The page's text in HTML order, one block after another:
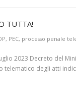
TUTTA!
, PEC, processo penale
2023 Decreto del
degli atti